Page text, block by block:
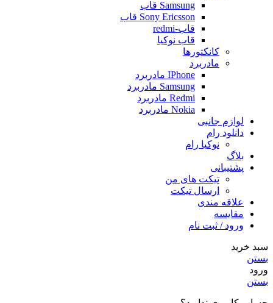
Samsung قاب
Sony Ericsson قاب
قاب-redmi
قاب نوکیا
کانکتورها
مادربرد
IPhone مادربرد
Samsung مادربرد
Redmi مادربرد
Nokia مادربرد
لوازم جانبی
دانلود رام
نوکیا رام
بلاگ
پشتیبانی
تیکت های من
ارسال تیکت
علاقه مندی
مقايسه
ورود / ثبت نام
سبد خرید
بستن
ورود
بستن